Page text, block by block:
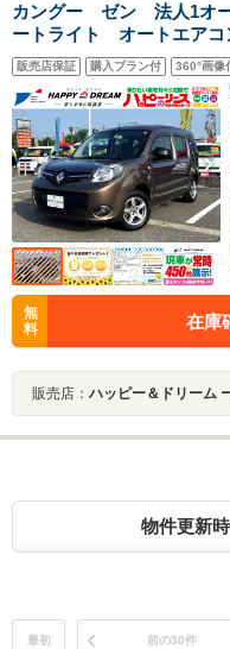
カングー ゼン 法人1オ
ートライト オートエア
ステアリングスイッチ
Bluetoothオーディオ
バー フォグライト前後
販売店保証 購入プラン付 360°画像
無
料
在庫
販売店： ハッピー＆ドリーム ー
物件更新
最初 前の30件